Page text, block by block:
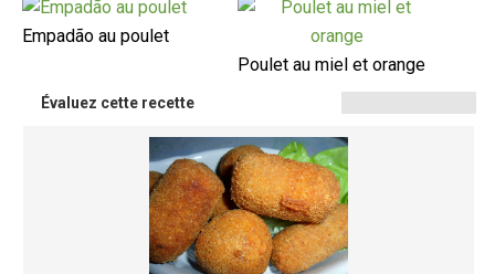
Empadão au poulet
Poulet au miel et orange
Évaluez cette recette